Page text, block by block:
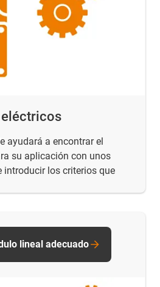
ayudará a encontrar el
su aplicación con unos
introducir los criterios que
lineal adecuado